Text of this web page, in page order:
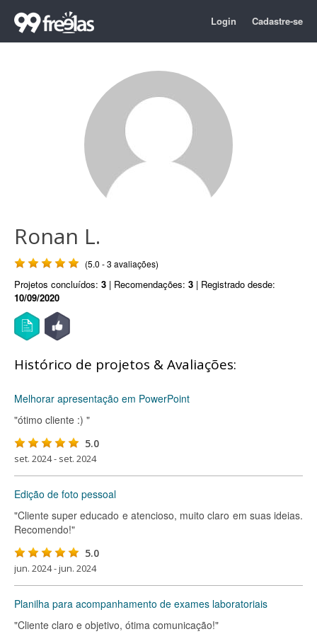
Login Cadastre-se
Ronan L.
(5.0 - 3 avaliações)
Projetos concluídos: 3 | Recomendações: 3 | Registrado desde:
10/09/2020
Histórico de projetos & Avaliações:
Melhorar apresentação em PowerPoint
"ótimo cliente :) "
5.0
set. 2024 - set. 2024
Edição de foto pessoal
"Cliente super educado e atencioso, muito claro em suas ideias.
Recomendo!"
5.0
jun. 2024 - jun. 2024
Planilha para acompanhamento de exames laboratoriais
"Cliente claro e objetivo, ótima comunicação!"